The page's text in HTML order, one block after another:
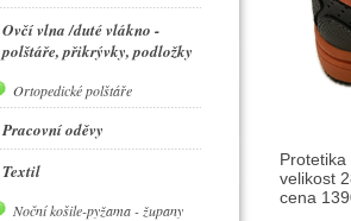
velikost
cena
Ovčí vlna /duté vlákno -
polštáře, přikrývky, podložky
Ortopedické polštáře
Pracovní oděvy
Textil
Noční košile-pyžama - župany